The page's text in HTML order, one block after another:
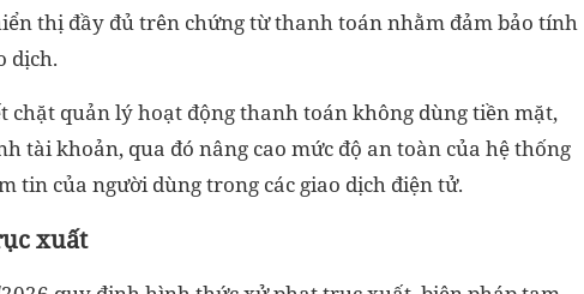
thị đầy đủ trên chứng từ thanh toán nhằm đảm bảo tính
dịch.
chặt quản lý hoạt động thanh toán không dùng tiền mặt,
tài khoản, qua đó nâng cao mức độ an toàn của hệ thống
tin của người dùng trong các giao dịch điện tử.
xuất